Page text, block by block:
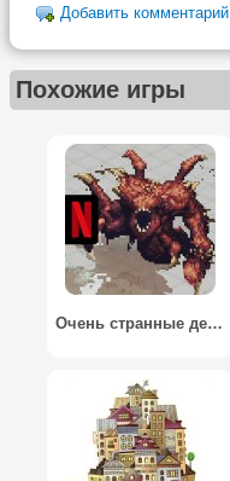
Добавить комментарий
Похожие игры
Очень странные дела 3: Игра / Stranger Things 3: The Game